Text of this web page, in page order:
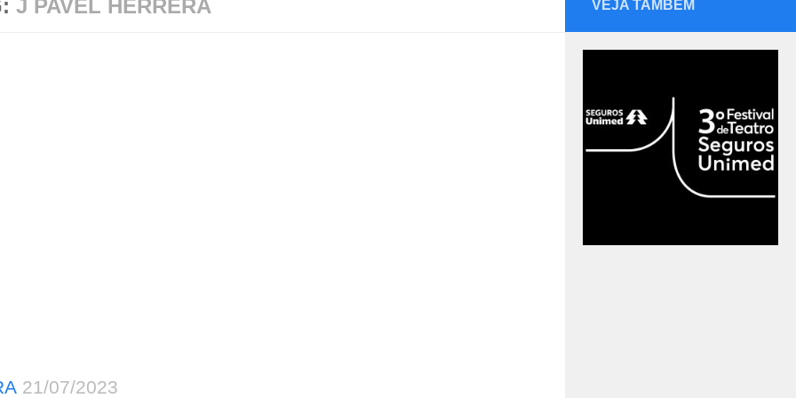
J PAVEL HERRERA
21/07/2023
VEJA TAMBÉM